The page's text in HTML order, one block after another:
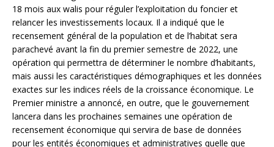
18 mois aux walis pour réguler l’exploitation du foncier et
relancer les investissements locaux. Il a indiqué que le
recensement général de la population et de l’habitat sera
parachevé avant la fin du premier semestre de 2022, une
opération qui permettra de déterminer le nombre d’habitants,
mais aussi les caractéristiques démographiques et les données
exactes sur les indices réels de la croissance économique. Le
Premier ministre a annoncé, en outre, que le gouvernement
lancera dans les prochaines semaines une opération de
recensement économique qui servira de base de données
pour les entités économiques et administratives quelle que